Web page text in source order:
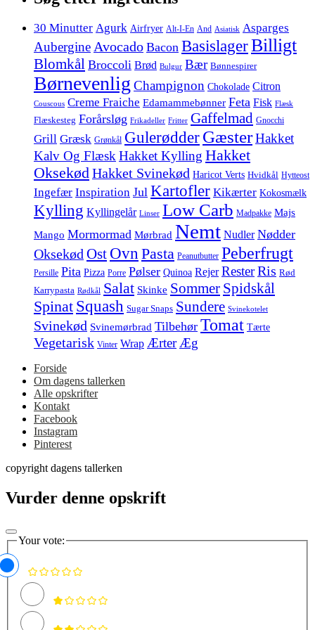
30 Minutter Agurk Airfryer Alt-I-En And Asiatisk Asparges
AubergineAvocado Bacon BasislagerBilligt
Blomkål Broccoli Brød Bulgur Bær Bønnespirer
Børnevenlig Champignon Chokolade Citron
Couscous Creme Fraiche Edamammebønner Feta Fisk Flæsk
Flæskesteg Forårsløg Frikadeller Fritter Gaffelmad Gnocchi
Grill Græsk Grønkål GulerødderGæsterHakket
Kalv Og FlæskHakket Kylling Hakket
OksekødHakket Svinekød Haricot Verts Hvidkål Hytteost
Ingefær Inspiration Jul Kartofler Kikærter Kokosmælk
Kylling Kyllingelår Linser Low Carb Madpakke Majs
Mango Mormormad Mørbrad Nemt Nudler Nødder
OksekødOst Ovn Pasta Peanutbutter Peberfrugt
Persille Pita Pizza Porre Pølser Quinoa Rejer ResterRis Rød
Karrypasta Rødkål Salat Skinke Sommer Spidskål
Spinat Squash Sugar Snaps Sundere Svinekotelet
Svinekød Svinemørbrad Tilbehør Tomat Tærte
Vegetarisk Vinter Wrap ÆrterÆg
Forside
Om dagens tallerken
Alle opskrifter
Kontakt
Facebook
Instagram
Pinterest
copyright dagens tallerken
Vurder denne opskrift
Your vote: